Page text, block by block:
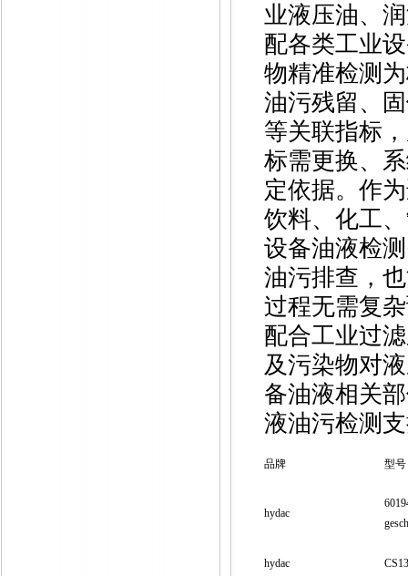
业液压油、
配各类工业
物精准检测
油污残留、
等关联指标
标需更换、
定依据。作
饮料、化工
设备油液检
油污排查，
过程无需复
配合工业过
及污染物对
备油液相关
液油污检测
品牌 型号
hydac
hydac